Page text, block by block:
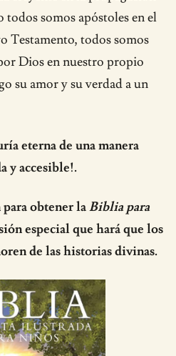
somos apóstoles en el
Testamento, todos somos
Dios en nuestro propio
su amor y su verdad a un
eterna de una manera
y accesible!.
obtener laBiblia para
especial que hará que los
de las historias divinas.